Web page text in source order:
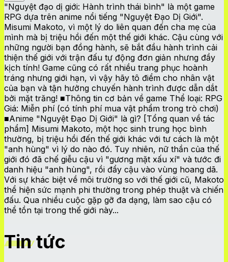
"Nguyệt đạo dị giới: Hành trình thái bình" là một game
RPG dựa trên anime nổi tiếng "Nguyệt Đạo Dị Giới".
Misumi Makoto, vì một lý do liên quan đến cha mẹ của
mình mà bị triệu hồi đến một thế giới khác. Cậu cùng với
những người bạn đồng hành, sẽ bắt đầu hành trình cải
thiện thế giới với trận đấu tự động đơn giản nhưng đầy
kịch tính! Game cũng có rất nhiều trang phục hoành
tráng nhưng giới hạn, vì vậy hãy tô điểm cho nhân vật
của bạn và tận hưởng chuyến hành trình được dẫn dắt
bởi mặt trăng! ■Thông tin cơ bản về game Thể loại: RPG
Giá: Miễn phí (có tính phí mua vật phẩm trong trò chơi)
■Anime "Nguyệt Đạo Dị Giới" là gì? [Tổng quan về tác
phẩm] Misumi Makoto, một học sinh trung học bình
thường, bị triệu hồi đến thế giới khác với tư cách là một
"anh hùng" vì lý do nào đó. Tuy nhiên, nữ thần của thế
giới đó đã chế giễu cậu vì "gương mặt xấu xí" và tước đi
danh hiệu "anh hùng", rồi đẩy cậu vào vùng hoang dã.
Với sự khác biệt về môi trường so với thế giới cũ, Makoto
thể hiện sức mạnh phi thường trong phép thuật và chiến
đấu. Qua nhiều cuộc gặp gỡ đa dạng, làm sao cậu có
thể tồn tại trong thế giới này...
Tin tức